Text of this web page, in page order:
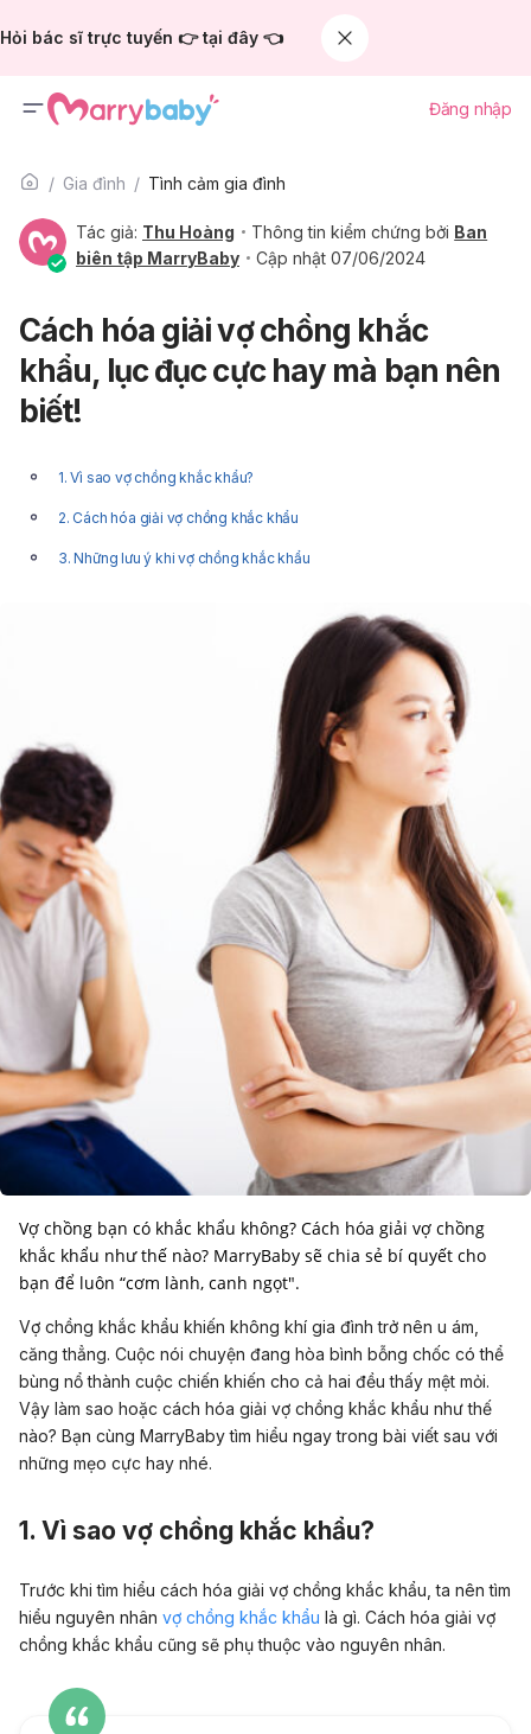
Hỏi bác sĩ trực tuyến 👉 tại đây 👈
Đăng nhập
Gia đình Tình cảm gia đình
Tác giả: Thu Hoàng Thông tin kiểm chứng bởi Ban
biên tập MarryBaby
Cập nhật 07/06/2024
Cách hóa giải vợ chồng khắc
khẩu, lục đục cực hay mà bạn nên
biết!
1. Vì sao vợ chồng khắc khẩu?
2. Cách hóa giải vợ chồng khắc khẩu
3. Những lưu ý khi vợ chồng khắc khẩu
Vợ chồng bạn có khắc khẩu không? Cách hóa giải vợ chồng
khắc khẩu như thế nào? MarryBaby sẽ chia sẻ bí quyết cho
Vợ chồng khắc khẩu khiến không khí gia đình trở nên u ám,
căng thẳng. Cuộc nói chuyện đang hòa bình bỗng chốc có thể
bùng nổ thành cuộc chiến khiến cho cả hai đều thấy mệt mỏi.
Vậy làm sao hoặc cách hóa giải vợ chồng khắc khẩu như thế
nào? Bạn cùng MarryBaby tìm hiểu ngay trong bài viết sau với
những mẹo cực hay nhé.
1. Vì sao vợ chồng khắc khẩu?
Trước khi tìm hiểu cách hóa giải vợ chồng khắc khẩu, ta nên tìm
hiểu nguyên nhân vợ chồng khắc khẩu là gì. Cách hóa giải vợ
chồng khắc khẩu cũng sẽ phụ thuộc vào nguyên nhân.